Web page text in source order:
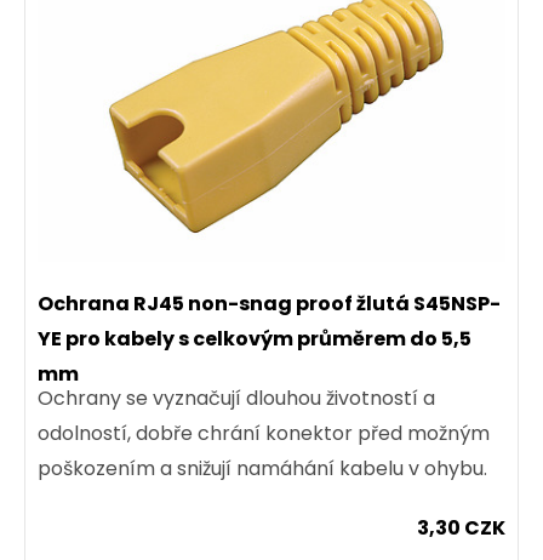
Ochrana RJ45 non-snag proof žlutá S45NSP-
YE pro kabely s celkovým průměrem do 5,5
mm
Ochrany se vyznačují dlouhou životností a
odolností, dobře chrání konektor před možným
poškozením a snižují namáhání kabelu v ohybu.
3,30 CZK